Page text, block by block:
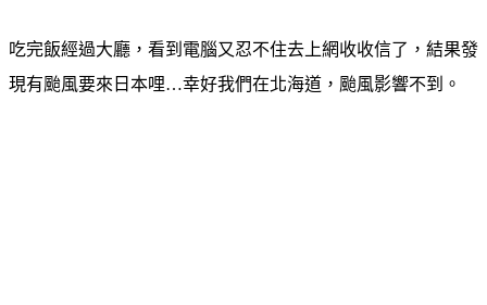
吃完飯經過大廳，看到電腦又忍不住去上網收收信了，結果發
現有颱風要來日本哩…幸好我們在北海道，颱風影響不到。